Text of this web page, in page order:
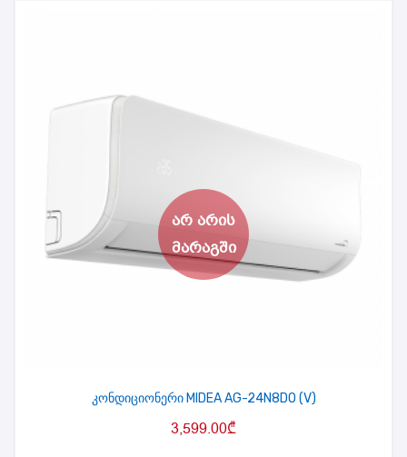
კონდიციონერი MIDEA AG-24N8DO (V)
3,599.00₾